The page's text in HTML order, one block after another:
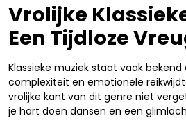
Vrolijke
Een Tijdloze
Klassieke muziek staat vaak
complexiteit en emotionele
vrolijke kant van dit genre niet
je hart doen dansen en een